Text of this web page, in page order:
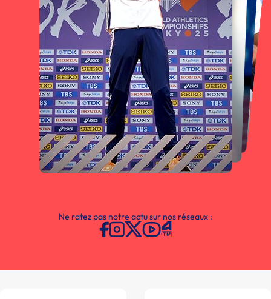
Ne ratez pas notre actu sur nos réseaux :